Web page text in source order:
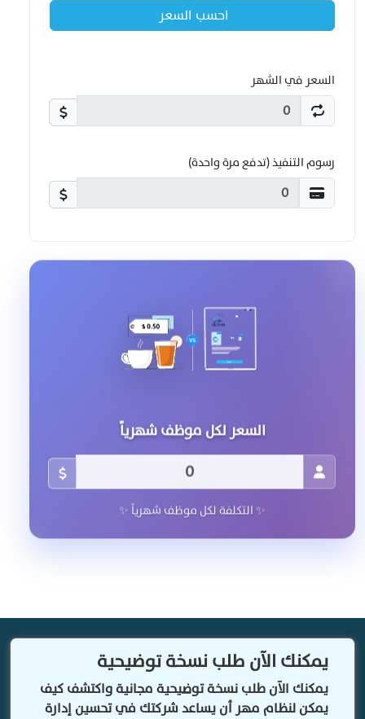
احسب السعر
السعر في الشهر
رسوم التنفيذ (تدفع مرة واحدة)
السعر لكل موظف شهرياً
✨ التكلفة لكل موظف شهرياً ✨
يمكنك الآن طلب نسخة توضيحية
يمكنك الآن طلب نسخة توضيحية مجانية واكتشف كيف
يمكن لنظام مهر أن يساعد شركتك في تحسين إدارة